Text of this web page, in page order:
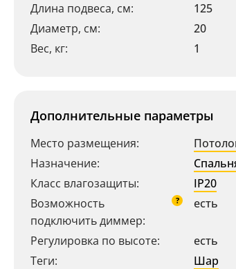
Длина подвеса, см:
125
Диаметр, см:
20
Вес, кг:
1
Дополнительные параметры
Место размещения:
Назначение:
Класс влагозащиты:
IP20
Возможность
подключить диммер:
? есть
Регулировка по высоте:
есть
Теги:
Шар